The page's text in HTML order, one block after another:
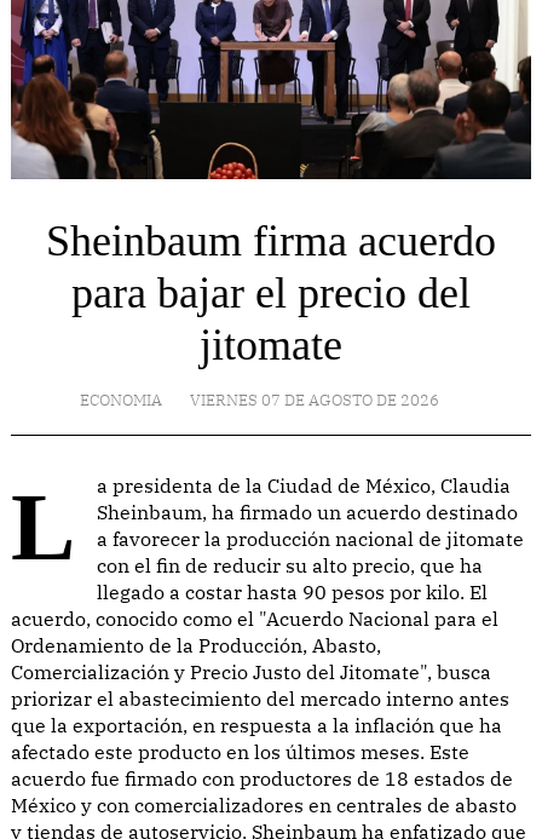
Sheinbaum firma acuerdo
para bajar el precio del
jitomate
ECONOMIA VIERNES 07 DE AGOSTO DE 2026
La presidenta de la Ciudad de México, Claudia
Sheinbaum, ha firmado un acuerdo destinado
a favorecer la producción nacional de jitomate
con el fin de reducir su alto precio, que ha
llegado a costar hasta 90 pesos por kilo. El
acuerdo, conocido como el "Acuerdo Nacional para el
Ordenamiento de la Producción, Abasto,
Comercialización y Precio Justo del Jitomate", busca
priorizar el abastecimiento del mercado interno antes
que la exportación, en respuesta a la inflación que ha
afectado este producto en los últimos meses. Este
acuerdo fue firmado con productores de 18 estados de
México y con comercializadores en centrales de abasto
y tiendas de autoservicio. Sheinbaum ha enfatizado que